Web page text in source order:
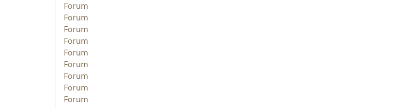
Forum
Forum
Forum
Forum
Forum
Forum
Forum
Forum
Forum